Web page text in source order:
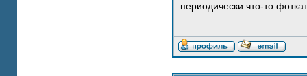
периодически что-то